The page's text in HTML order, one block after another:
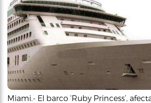
Miami.- El barco ‘Ruby Princess’,